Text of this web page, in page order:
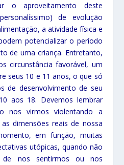
o aproveitamento deste
de evolução
a atividade física e
potencializar o período
de uma criança. Entretanto,
circunstância favorável, um
seus 10 e 11 anos, o que só
de desenvolvimento de seu
aos 18. Devemos lembrar
nos virmos violentando a
dimensões reais de nossa
em função, muitas
utópicas, quando não
de nos sentirmos ou nos